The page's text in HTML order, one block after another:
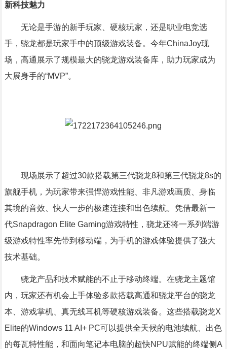
新科技魅力
无论是手游的新手玩家、硬核玩家，还是职业电竞选
手，骁龙都是玩家手中的顶级游戏装备。今年ChinaJoy现
场，高通展示了规模最大的骁龙游戏装备库，助力玩家成为
大展身手的“MVP”。
现场展示了超过30款搭载第三代骁龙8和第三代骁龙8s的
旗舰手机，为玩家带来强悍游戏性能、非凡游戏画质、身临
其境的音效、快人一步的极速连接和出色续航。凭借最新一
代Snapdragon Elite Gaming游戏特性，骁龙还将一系列端游
级游戏特性率先带到移动端，为手机的游戏体验提供了强大
技术基础。
骁龙产品和技术赋能的不止于移动终端。在骁龙主题馆
内，玩家还有机会上手体验多款搭载高通和骁龙平台的骁龙
本、游戏掌机、真无线耳机等硬核游戏装备。这些搭载骁龙X
Elite的Windows 11 AI+ PC可以提供全天候的电池续航、出色
的每瓦特性能，和面向笔记本电脑的超快NPU赋能的终端侧A